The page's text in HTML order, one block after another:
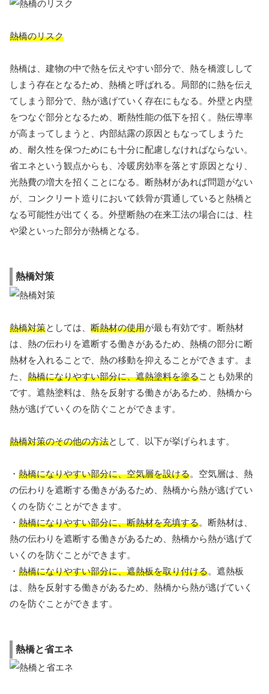
熱橋のリスク
熱橋は、建物の中で熱を伝えやすい部分で、熱を橋渡しして
しまう存在となるため、熱橋と呼ばれる。局部的に熱を伝え
てしまう部分で、熱が逃げていく存在にもなる。外壁と内壁
をつなぐ部分となるため、断熱性能の低下を招く。熱伝導率
が高まってしまうと、内部結露の原因ともなってしまうた
め、耐久性を保つためにも十分に配慮しなければならない。
省エネという観点からも、冷暖房効率を落とす原因となり、
光熱費の増大を招くことになる。断熱材があれば問題がない
が、コンクリート造りにおいて鉄骨が貫通していると熱橋と
なる可能性が出てくる。外壁断熱の在来工法の場合には、柱
や梁といった部分が熱橋となる。
熱橋対策
熱橋対策としては、 断熱材の使用が最も有効です。断熱材
は、熱の伝わりを遮断する働きがあるため、熱橋の部分に断
熱材を入れることで、熱の移動を抑えることができます。ま
た、 熱橋になりやすい部分に、遮熱塗料を塗ることも効果的
です。遮熱塗料は、熱を反射する働きがあるため、熱橋から
熱が逃げていくのを防ぐことができます。
熱橋対策のその他の方法として、以下が挙げられます。
・ 熱橋になりやすい部分に、空気層を設ける。空気層は、熱
の伝わりを遮断する働きがあるため、熱橋から熱が逃げてい
くのを防ぐことができます。
・ 熱橋になりやすい部分に、断熱材を充填する。断熱材は、
熱の伝わりを遮断する働きがあるため、熱橋から熱が逃げて
いくのを防ぐことができます。
・ 熱橋になりやすい部分に、遮熱板を取り付ける。遮熱板
は、熱を反射する働きがあるため、熱橋から熱が逃げていく
のを防ぐことができます。
熱橋と省エネ